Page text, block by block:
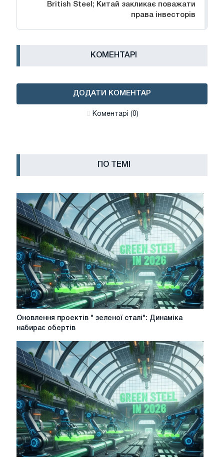
British Steel; Китай закликає поважати
права інвесторів
КОМЕНТАРІ
ДОДАТИ КОМЕНТАР
Коментарі (0)
ПО ТЕМІ
Оновлення
проектів
зеленої
сталі":
Динаміка
набирає
обертів
Оновлення проектів " зеленої сталі": Динаміка
набирає обертів